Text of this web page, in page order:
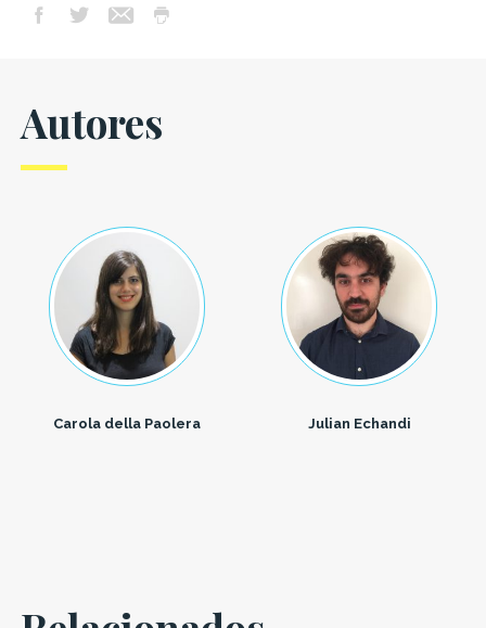
Autores
Carola della Paolera Julian Echandi